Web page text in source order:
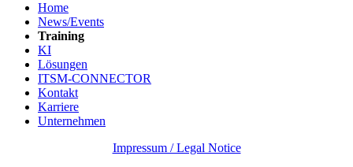
Home
News/Events
Training
KI
Lösungen
ITSM-CONNECTOR
Kontakt
Karriere
Unternehmen
Impressum / Legal Notice